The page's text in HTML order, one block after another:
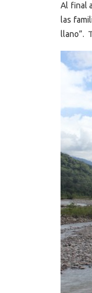
Al final
las
llano”.